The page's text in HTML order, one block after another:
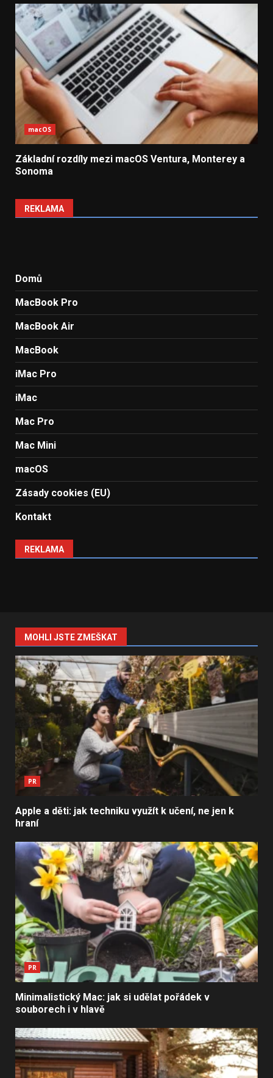
macOS
Základní rozdíly mezi macOS Ventura, Monterey a
Sonoma
REKLAMA
Domů
MacBook Pro
MacBook Air
MacBook
iMac Pro
iMac
Mac Pro
Mac Mini
macOS
Zásady cookies (EU)
Kontakt
REKLAMA
MOHLI JSTE ZMEŠKAT
PR
Apple a děti: jak techniku využít k učení, ne jen k
hraní
PR
Minimalistický Mac: jak si udělat pořádek v
souborech i v hlavě